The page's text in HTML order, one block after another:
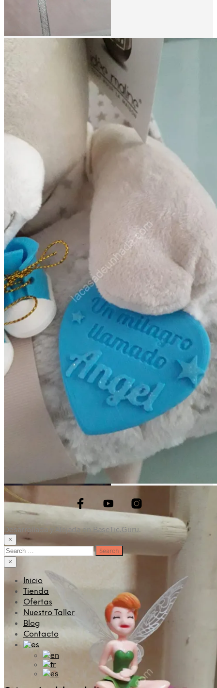
Desarrollada y Alojada en BaseTic.Guru
×
Search
for:
×
Inicio
Tienda
Ofertas
Nuestro Taller
Blog
Contacto